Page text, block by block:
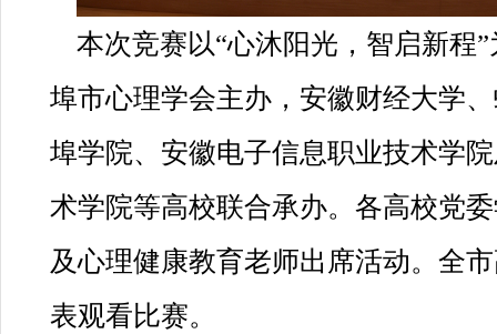
本次竞赛以“心沐阳光，智启新程
埠市心理学会主办，安徽财经大学
埠学院、安徽电子信息职业技术学
术学院等高校联合承办。各高校党
及心理健康教育老师出席活动。全
表观看比赛。